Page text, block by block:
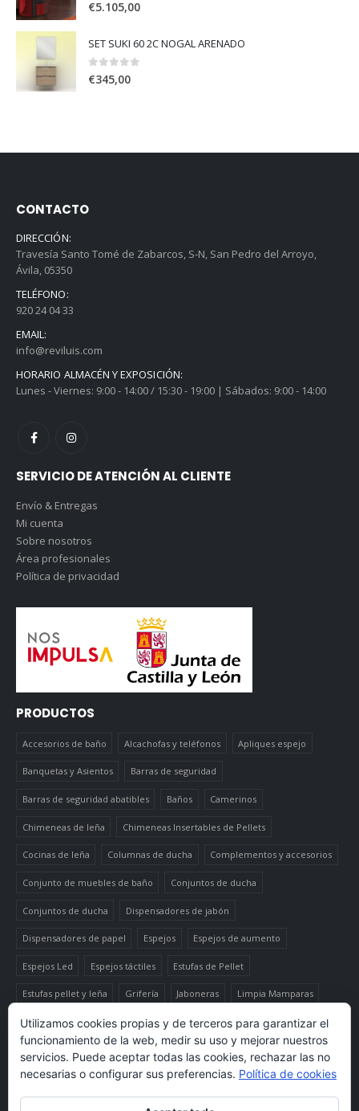
0out of 5
€5.105,00
SET SUKI 60 2C NOGAL ARENADO
0out of 5
€345,00
CONTACTO
DIRECCIÓN:
Travesía Santo Tomé de Zabarcos, S-N, San Pedro del Arroyo,
Ávila, 05350
TELÉFONO:
920 24 04 33
EMAIL:
info@reviluis.com
HORARIO ALMACÉN Y EXPOSICIÓN:
Lunes - Viernes: 9:00 - 14:00 / 15:30 - 19:00 | Sábados: 9:00 - 14:00
SERVICIO DE ATENCIÓN AL CLIENTE
Envío & Entregas
Mi cuenta
Sobre nosotros
Área profesionales
Política de privacidad
PRODUCTOS
Accesorios de baño Alcachofas y teléfonos Apliques espejo
Banquetas y Asientos Barras de seguridad
Barras de seguridad abatibles Baños Camerinos
Chimeneas de leña Chimeneas Insertables de Pellets
Cocinas de leña Columnas de ducha Complementos y accesorios
Conjunto de muebles de baño Conjuntos de ducha
Conjuntos de ducha Dispensadores de jabón
Dispensadores de papel Espejos Espejos de aumento
Espejos Led Espejos táctiles Estufas de Pellet
Estufas pellet y leña Grifería Jaboneras Limpia Mamparas
Luminaria Mueble auxiliar alto Muebles de baño Papeleras
Termo-productos de leña TermoChimeneas de Pellets
TermoEstufas de Pellets Toalleros eléctricos secatoallas
Utilizamos cookies propias y de terceros para garantizar el
funcionamiento de la web, medir su uso y mejorar nuestros
servicios. Puede aceptar todas las cookies, rechazar las no
necesarias o configurar sus preferencias. Política de cookies